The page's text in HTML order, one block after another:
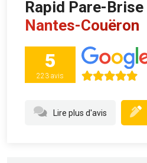
Rapid Pare-Brise
Nantes-Couëron
5
223 avis
Lire plus d'avis